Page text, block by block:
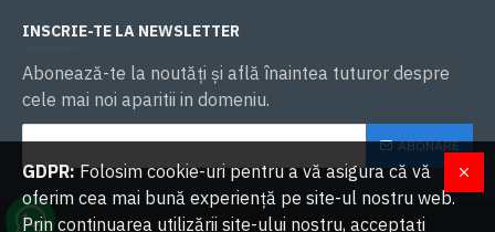
INSCRIE-TE LA NEWSLETTER
Abonează-te la noutăţi și află înaintea tuturor despre
cele mai noi aparitii in domeniu.
ABONARE
GDPR:Folosim cookie-uri pentru a vă asigura că vă
oferim cea mai bună experiență pe site-ul nostru web.
Prin continuarea utilizării site-ului nostru, acceptați